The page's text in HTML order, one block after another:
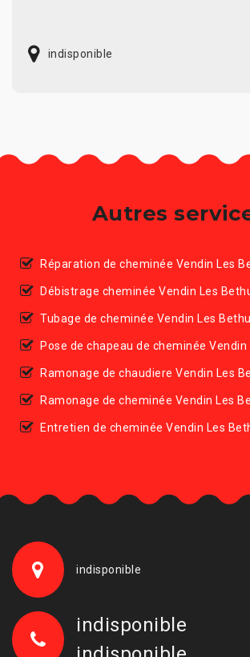
indisponible
Autres
Réparation de cheminée Vendin Les
Débistrage cheminée Vendin Les
Tubage de cheminée Vendin Les
Pose de chapeau de cheminée Vendin
Ramonage de chaudiere Vendin Les
Ramonage de cheminée Vendin Les
Entretien de cheminée Vendin Les
indisponible
indisponible